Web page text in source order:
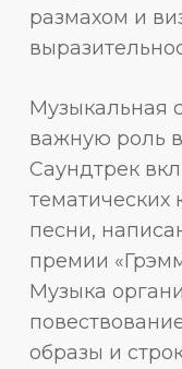
размахом и
Музыкальная
важную роль
Саундтрек
тематических
песни,
премии
Музыка
образы и